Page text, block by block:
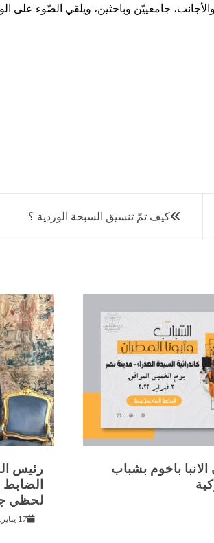
جامعييّن وباحثين، ويلقي الضّوء
كيف تمّ تنسيق السبحة الوردية ؟
رئيس
لحظي
17 يناير, 2025
باخوم بشباب